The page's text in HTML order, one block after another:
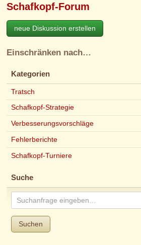
Schafkopf-Forum
neue Diskussion erstellen
Einschränken nach…
Kategorien
Tratsch
Schafkopf-Strategie
Verbesserungsvorschläge
Fehlerberichte
Schafkopf-Turniere
Suche
Suchen